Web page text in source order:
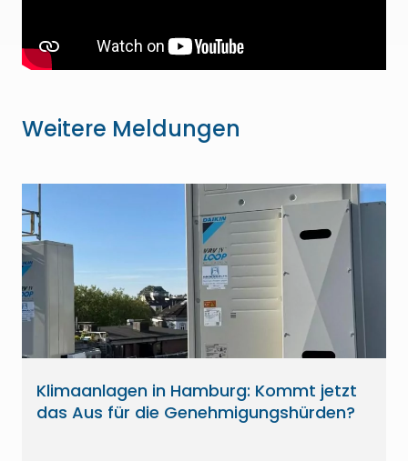
Weitere Meldungen
Klimaanlagen in Hamburg: Kommt jetzt
das Aus für die Genehmigungshürden?